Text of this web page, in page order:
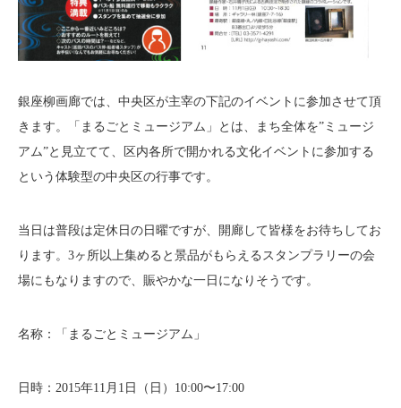
銀座柳画廊では、中央区が主宰の下記のイベントに参加させて頂
きます。「まるごとミュージアム」とは、まち全体を”ミュージ
アム”と見立てて、区内各所で開かれる文化イベントに参加する
という体験型の中央区の行事です。
当日は普段は定休日の日曜ですが、開廊して皆様をお待ちしてお
ります。3ヶ所以上集めると景品がもらえるスタンプラリーの会
場にもなりますので、賑やかな一日になりそうです。
名称：「まるごとミュージアム」
日時：2015年11月1日（日）10:00〜17:00